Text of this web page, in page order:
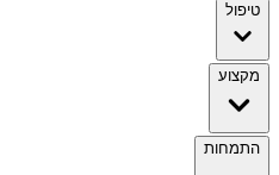
טיפול
מקצוע
התמחות